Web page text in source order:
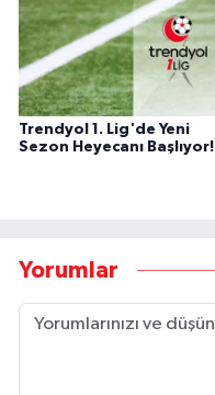
Trendyol 1. Lig'de Yeni
Sezon Heyecanı Başlıyor!
Yorumlar